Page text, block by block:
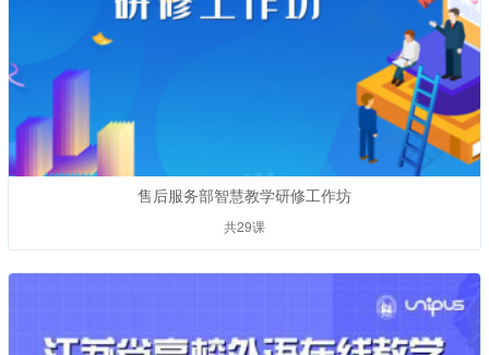
售后服务部智慧教学研修工作坊
共29课